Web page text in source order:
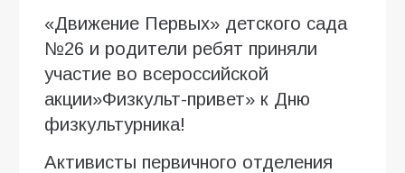
«Движение Первых» детского сада
№26 и родители ребят приняли
участие во всероссийской
акции»Физкульт-привет» к Дню
физкультурника!
Активисты первичного отделения